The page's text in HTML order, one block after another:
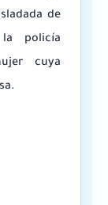
de
policía
cuya